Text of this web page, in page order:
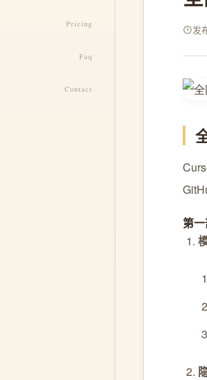
SEO 基础优化
医疗健康
酒店住宿
设计团队
Pricing
Faq
Contact
发
第